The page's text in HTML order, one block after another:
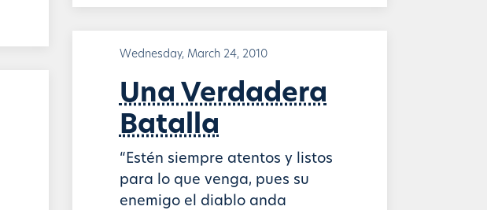
Wednesday, March 24, 2010
Una Verdadera
Batalla
“Estén siempre atentos y listos
para lo que venga, pues su
enemigo el diablo anda